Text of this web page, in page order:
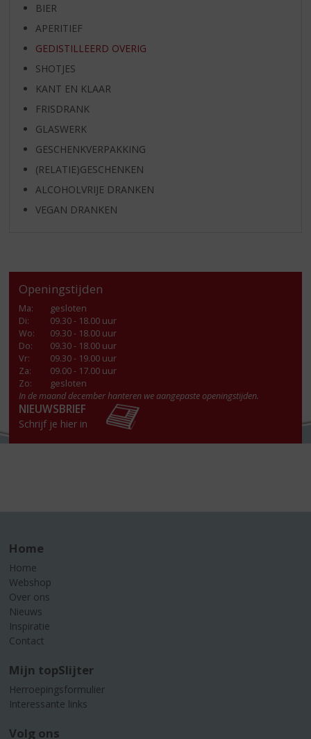
BIER
APERITIEF
GEDISTILLEERD OVERIG
SHOTJES
KANT EN KLAAR
FRISDRANK
GLASWERK
GESCHENKVERPAKKING
(RELATIE)GESCHENKEN
ALCOHOLVRIJE DRANKEN
VEGAN DRANKEN
Openingstijden
Ma:
gesloten
Di:
09.30 - 18.00 uur
Wo:
09.30 - 18.00 uur
Do:
09.30 - 18.00 uur
Vr:
09.30 - 19.00 uur
Za:
09.00 - 17.00 uur
Zo:
gesloten
In de maand december hanteren we aangepaste openingstijden.
NIEUWSBRIEF
Schrijf je hier in
Home
Home
Webshop
Over ons
Nieuws
Inspiratie
Contact
Mijn topSlijter
Herroepingsformulier
Interessante links
Volg ons